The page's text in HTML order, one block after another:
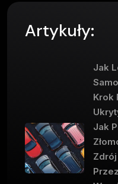
Artykuły:
Jak
Krok
Jak
Zdrój